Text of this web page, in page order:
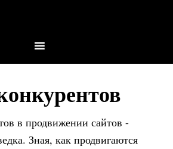
в продвижении сайтов -
Зная, как продвигаются